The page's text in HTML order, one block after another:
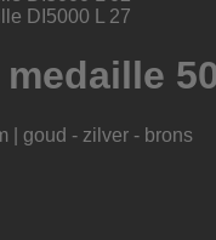
| goud - zilver - brons